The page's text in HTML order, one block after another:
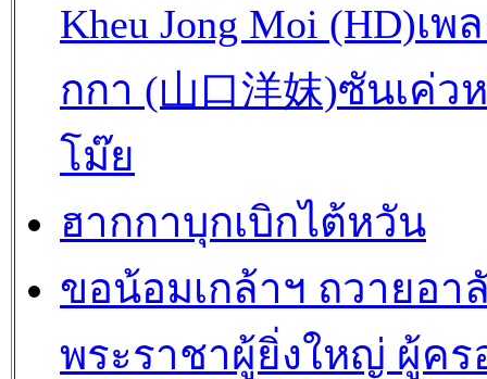
Kheu Jong Moi (HD)เพ
กกา (山口洋妺)ซันเค่ว
โม๊ย
ฮากกาบุกเบิกไต้หวัน
ขอน้อมเกล้าฯ ถวายอา
พระราชาผู้ยิ่งใหญ่ ผู้คร